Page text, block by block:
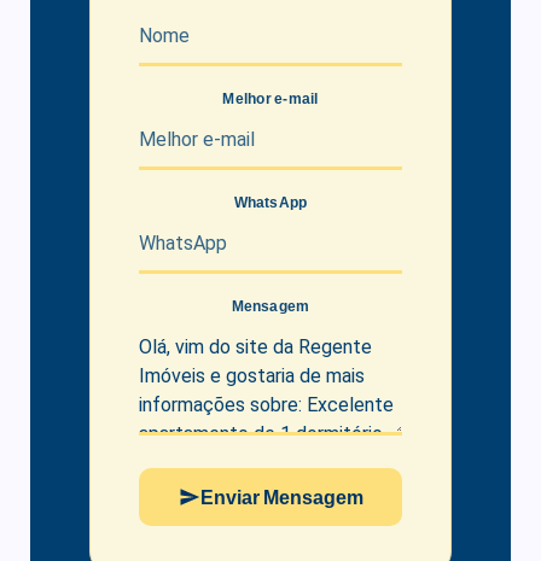
Melhor e-mail
WhatsApp
Mensagem
Enviar Mensagem